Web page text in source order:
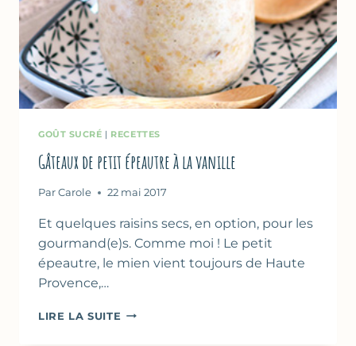
GOÛT SUCRÉ | RECETTES
Gâteaux de petit épeautre à la vanille
Par Carole 22 mai 2017
Et quelques raisins secs, en option, pour les
gourmand(e)s. Comme moi ! Le petit
épeautre, le mien vient toujours de Haute
Provence,…
LIRE LA SUITE GÂTEAUX